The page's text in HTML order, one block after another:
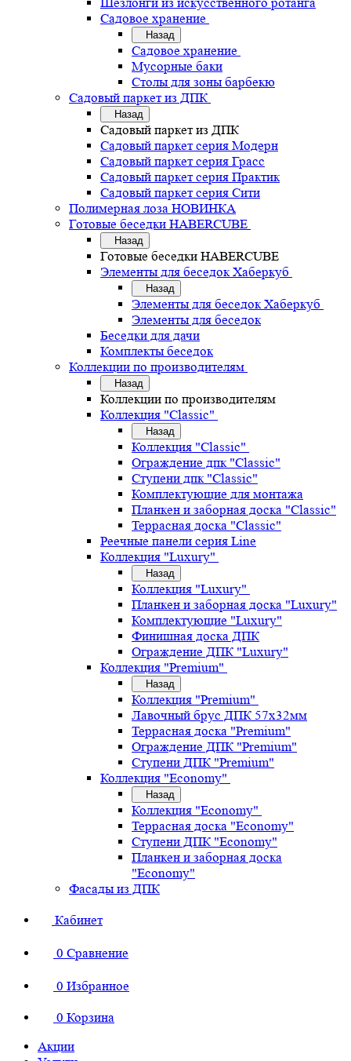
Садовое хранение
Назад
Садовое хранение
Мусорные баки
Столы для зоны барбекю
Садовый паркет из ДПК
Назад
Садовый паркет из ДПК
Садовый паркет серия Mодерн
Садовый паркет серия Грасс
Садовый паркет серия Практик
Садовый паркет серия Сити
Полимерная лоза НОВИНКА
Готовые беседки HABERCUBE
Назад
Готовые беседки HABERCUBE
Элементы для беседок Хаберкуб
Назад
Элементы для беседок Хаберкуб
Элементы для беседок
Беседки для дачи
Комплекты беседок
Коллекции по производителям
Назад
Коллекции по производителям
Коллекция "Classic"
Назад
Коллекция "Classic"
Ограждение дпк "Classic"
Ступени дпк "Classic"
Комплектующие для монтажа
Планкен и заборная доска "Classic"
Террасная доска "Classic"
Реечные панели серия Line
Коллекция "Luxury"
Назад
Коллекция "Luxury"
Планкен и заборная доска "Luxury"
Комплектующие "Luxury"
Финишная доска ДПК
Ограждение ДПК "Luxury"
Коллекция "Premium"
Назад
Коллекция "Premium"
Лавочный брус ДПК 57х32мм
Террасная доска "Premium"
Ограждение ДПК "Premium"
Ступени ДПК "Premium"
Коллекция "Economy"
Назад
Коллекция "Economy"
Террасная доска "Economy"
Ступени ДПК "Economy"
Планкен и заборная доска
"Economy"
Фасады из ДПК
Кабинет
0 Сравнение
0 Избранное
0 Корзина
Акции